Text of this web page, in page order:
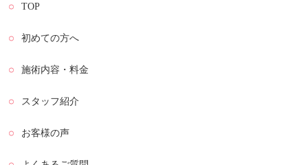
TOP
初めての方へ
施術内容・料金
スタッフ紹介
お客様の声